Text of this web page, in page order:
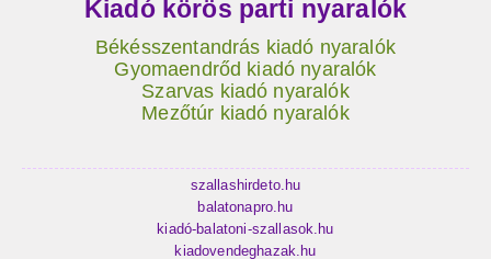
Kiadó körös parti nyaralók
Békésszentandrás kiadó nyaralók
Gyomaendrőd kiadó nyaralók
Szarvas kiadó nyaralók
Mezőtúr kiadó nyaralók
szallashirdeto.hu
balatonapro.hu
kiadó-balatoni-szallasok.hu
kiadovendeghazak.hu